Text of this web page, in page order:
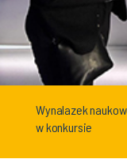
Wynalazek
w konkursie